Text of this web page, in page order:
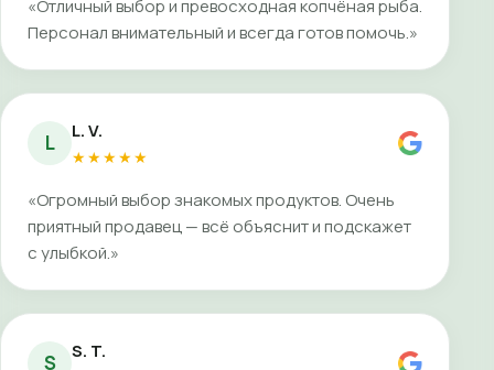
«Отличный выбор и превосходная копчёная рыба.
Персонал внимательный и всегда готов помочь.»
L L. V.
★★★★★
«Огромный выбор знакомых продуктов. Очень
приятный продавец — всё объяснит и подскажет
с улыбкой.»
S S. T.